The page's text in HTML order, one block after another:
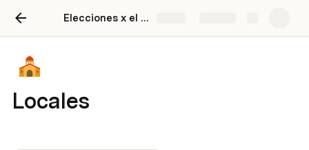
Elecciones x el Futuro
Locales